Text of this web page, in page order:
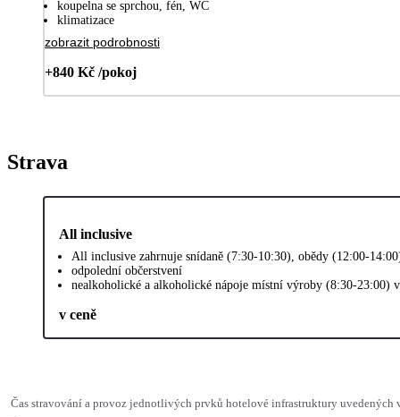
koupelna se sprchou, fén, WC
klimatizace
zobrazit podrobnosti
+840 Kč /pokoj
Strava
All inclusive
All inclusive zahrnuje snídaně (7:30-10:30), obědy (12:00-
odpolední občerstvení
nealkoholické a alkoholické nápoje místní výroby (8:30-23:00) v
v ceně
Čas stravování a provoz jednotlivých prvků hotelové infrastruktury uvedených